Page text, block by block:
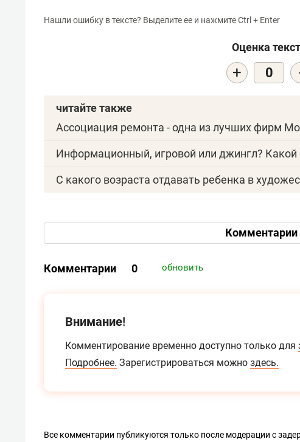
Нашли ошибку в тексте? Выделите ее и нажмите Ctrl + Enter
Оценка
+ 0
читайте также
Ассоциация ремонта - одна из лучших фирм
Информационный, игровой или джингл?
С какого возраста отдавать ребенка в
Комментарии
Комментарии 0 обновить
Внимание!
Комментирование временно доступно только для
Подробнее. Зарегистрироваться можно здесь.
Все комментарии публикуются только после модерации с